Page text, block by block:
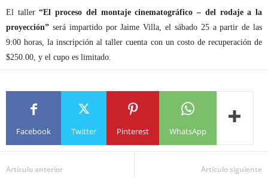
El taller“El proceso del montaje cinematográfico – del rodaje a la
proyección” será impartido por Jaime Villa, el sábado 25 a partir de las
9:00 horas, la inscripción al taller cuenta con un costo de recuperación de
$250.00, y el cupo es limitado.
Facebook Twitter Pinterest WhatsApp
Artículo anterior Artículo siguiente